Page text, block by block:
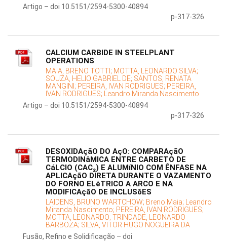
Artigo – doi 10.5151/2594-5300-40894
p-317-326
CALCIUM CARBIDE IN STEELPLANT
OPERATIONS
MAIA, BRENO TOTTI; MOTTA, LEONARDO SILVA;
SOUZA, HELIO GABRIEL DE; SANTOS, RENATA
MANGINI; PEREIRA, IVAN RODRIGUES; PEREIRA,
IVAN RODRIGUES; Leandro Miranda Nascimento
Artigo – doi 10.5151/2594-5300-40894
p-317-326
DESOXIDAçãO DO AçO: COMPARAçãO
TERMODINâMICA ENTRE CARBETO DE
CáLCIO (CAC₂) E ALUMíNIO COM ÊNFASE NA
APLICAçãO DIRETA DURANTE O VAZAMENTO
DO FORNO ELéTRICO A ARCO E NA
MODIFICAçãO DE INCLUSõES
LAIDENS, BRUNO WARTCHOW; Breno Maia; Leandro
Miranda Nascimento; PEREIRA, IVAN RODRIGUES;
MOTTA, LEONARDO; TRINDADE, LEONARDO
BARBOZA; SILVA, VITOR HUGO NOGUEIRA DA
Fusão, Refino e Solidificação – doi